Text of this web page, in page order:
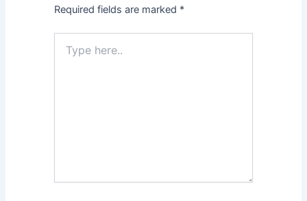
Required fields are marked *
here..